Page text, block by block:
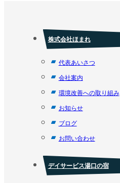
株式会社ほまれ
代表あいさつ
会社案内
環境改善への取り組み
お知らせ
ブログ
お問い合わせ
デイサービス湯口の宿